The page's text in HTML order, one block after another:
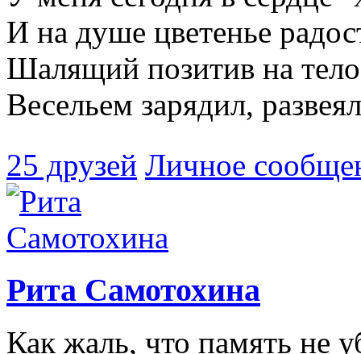
И на душе цветенье
Шалящий позитив на
Весельем зарядил,
25 друзей Личное
Рита Самотохина
Как жаль, что память не